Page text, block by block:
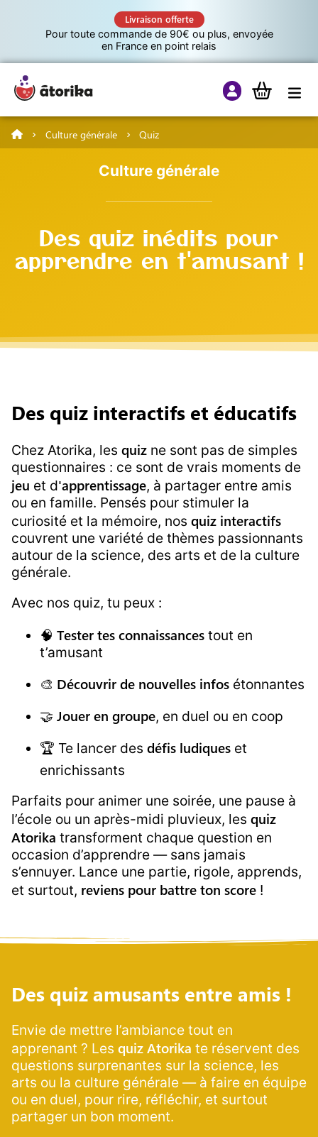
Livraison offerte
Pour toute commande de 90€ ou plus, envoyée
en France en point relais
Jeux éducatifs
Culture G
Culture générale Quiz
Culture générale
Des quiz inédits pour
apprendre en t'amusant !
Des quiz interactifs et éducatifs
Chez Atorika, les quiz ne sont pas de simples
questionnaires : ce sont de vrais moments de
jeu et d'apprentissage, à partager entre amis
ou en famille. Pensés pour stimuler la
curiosité et la mémoire, nos quiz interactifs
couvrent une variété de thèmes passionnants
autour de la science, des arts et de la culture
générale.
Avec nos quiz, tu peux :
🧠 Tester tes connaissances tout en
t’amusant
🎨 Découvrir de nouvelles infos étonnantes
🤝 Jouer en groupe, en duel ou en coop
🏆 Te lancer des défis ludiques et
enrichissants
Parfaits pour animer une soirée, une pause à
l’école ou un après-midi pluvieux, les quiz
Atorika transforment chaque question en
occasion d’apprendre — sans jamais
s’ennuyer. Lance une partie, rigole, apprends,
et surtout, reviens pour battre ton score !
Des quiz amusants entre amis !
Envie de mettre l’ambiance tout en
apprenant ? Les quiz Atorika te réservent des
questions surprenantes sur la science, les
arts ou la culture générale — à faire en équipe
ou en duel, pour rire, réfléchir, et surtout
partager un bon moment.